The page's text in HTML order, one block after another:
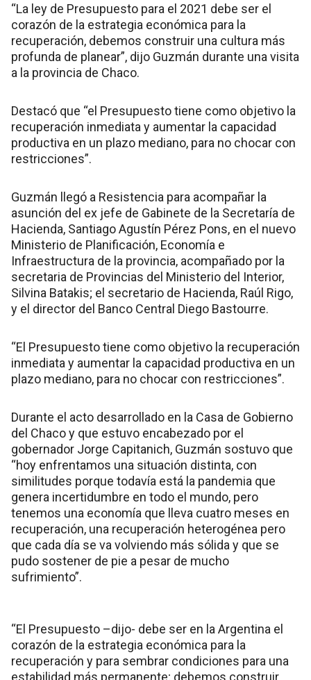
“La ley de Presupuesto para el 2021 debe ser el
corazón de la estrategia económica para la
recuperación, debemos construir una cultura más
profunda de planear”, dijo Guzmán durante una visita
a la provincia de Chaco.
Destacó que “el Presupuesto tiene como objetivo la
recuperación inmediata y aumentar la capacidad
productiva en un plazo mediano, para no chocar con
restricciones”.
Guzmán llegó a Resistencia para acompañar la
asunción del ex jefe de Gabinete de la Secretaría de
Hacienda, Santiago Agustín Pérez Pons, en el nuevo
Ministerio de Planificación, Economía e
Infraestructura de la provincia, acompañado por la
secretaria de Provincias del Ministerio del Interior,
Silvina Batakis; el secretario de Hacienda, Raúl Rigo,
y el director del Banco Central Diego Bastourre.
“El Presupuesto tiene como objetivo la recuperación
inmediata y aumentar la capacidad productiva en un
plazo mediano, para no chocar con restricciones”.
Durante el acto desarrollado en la Casa de Gobierno
del Chaco y que estuvo encabezado por el
gobernador Jorge Capitanich, Guzmán sostuvo que
“hoy enfrentamos una situación distinta, con
similitudes porque todavía está la pandemia que
genera incertidumbre en todo el mundo, pero
tenemos una economía que lleva cuatro meses en
recuperación, una recuperación heterogénea pero
que cada día se va volviendo más sólida y que se
pudo sostener de pie a pesar de mucho
sufrimiento”.
“El Presupuesto –dijo- debe ser en la Argentina el
corazón de la estrategia económica para la
recuperación y para sembrar condiciones para una
estabilidad más permanente; debemos construir